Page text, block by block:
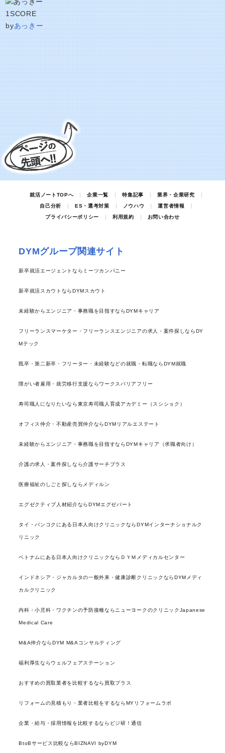
1 SCORE
byあっきー
就活ノートTOPへ 企業一覧 特集記事
業界・企業研究
自己分析
ES・選考対策 ノウハウ
運営者情報
プライバシーポリシー
利用規約 お問い合わせ
DYMグループ関連サイト
新卒就活エージェントならミーツカンパニー
新卒就活スカウトならDYMスカウト
未経験からエンジニア・事務職を目指すならDYMキャリア
フリーランスマーケター・フリーランスエンジニアの求人・案件探しならDY
Mテック
既卒・第二新卒・フリーター・未経験などの就職・転職ならDYM就職
障がい者雇用・就労移行支援ならワークスバリアフリー
寿司職人になりたいなら東京寿司職人育成アカデミー（スシショク）
オフィス仲介・不動産売買仲介ならDYMリアルエステート
未経験からエンジニア・事務職を目指すならDYMキャリア（求職者向け）
介護の求人・案件探しなら介護サーチプラス
医療福祉のしごと探しならメディルン
エグゼクティブ人材紹介ならDYMエグゼパート
タイ・バンコクにある日本人向けクリニックならDYMインターナショナルク
リニック
ベトナムにある日本人向けクリニックならＤＹＭメディカルセンター
インドネシア・ジャカルタの一般外来・健康診断クリニックならDYMメディ
カルクリニック
内科・小児科・ワクチンの予防接種ならニューヨークのクリニックJapanese
Medical Care
M&A仲介ならDYM M&Aコンサルティング
福利厚生ならウェルフェアステーション
おすすめの買取業者を比較するなら買取プラス
リフォームの見積もり・業者比較をするならMYリフォームラボ
企業・給与・採用情報を比較するならビジ研！通信
BtoBサービス比較ならBIZNAVI byDYM